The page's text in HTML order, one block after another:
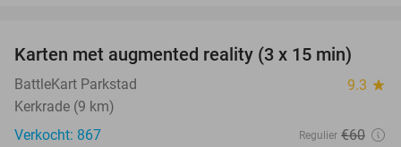
35%
Karten met augmented reality (3 x 15 min)
BattleKart Parkstad 9.3 star
Kerkrade (9 km)
Verkocht: 867
Regulier €60